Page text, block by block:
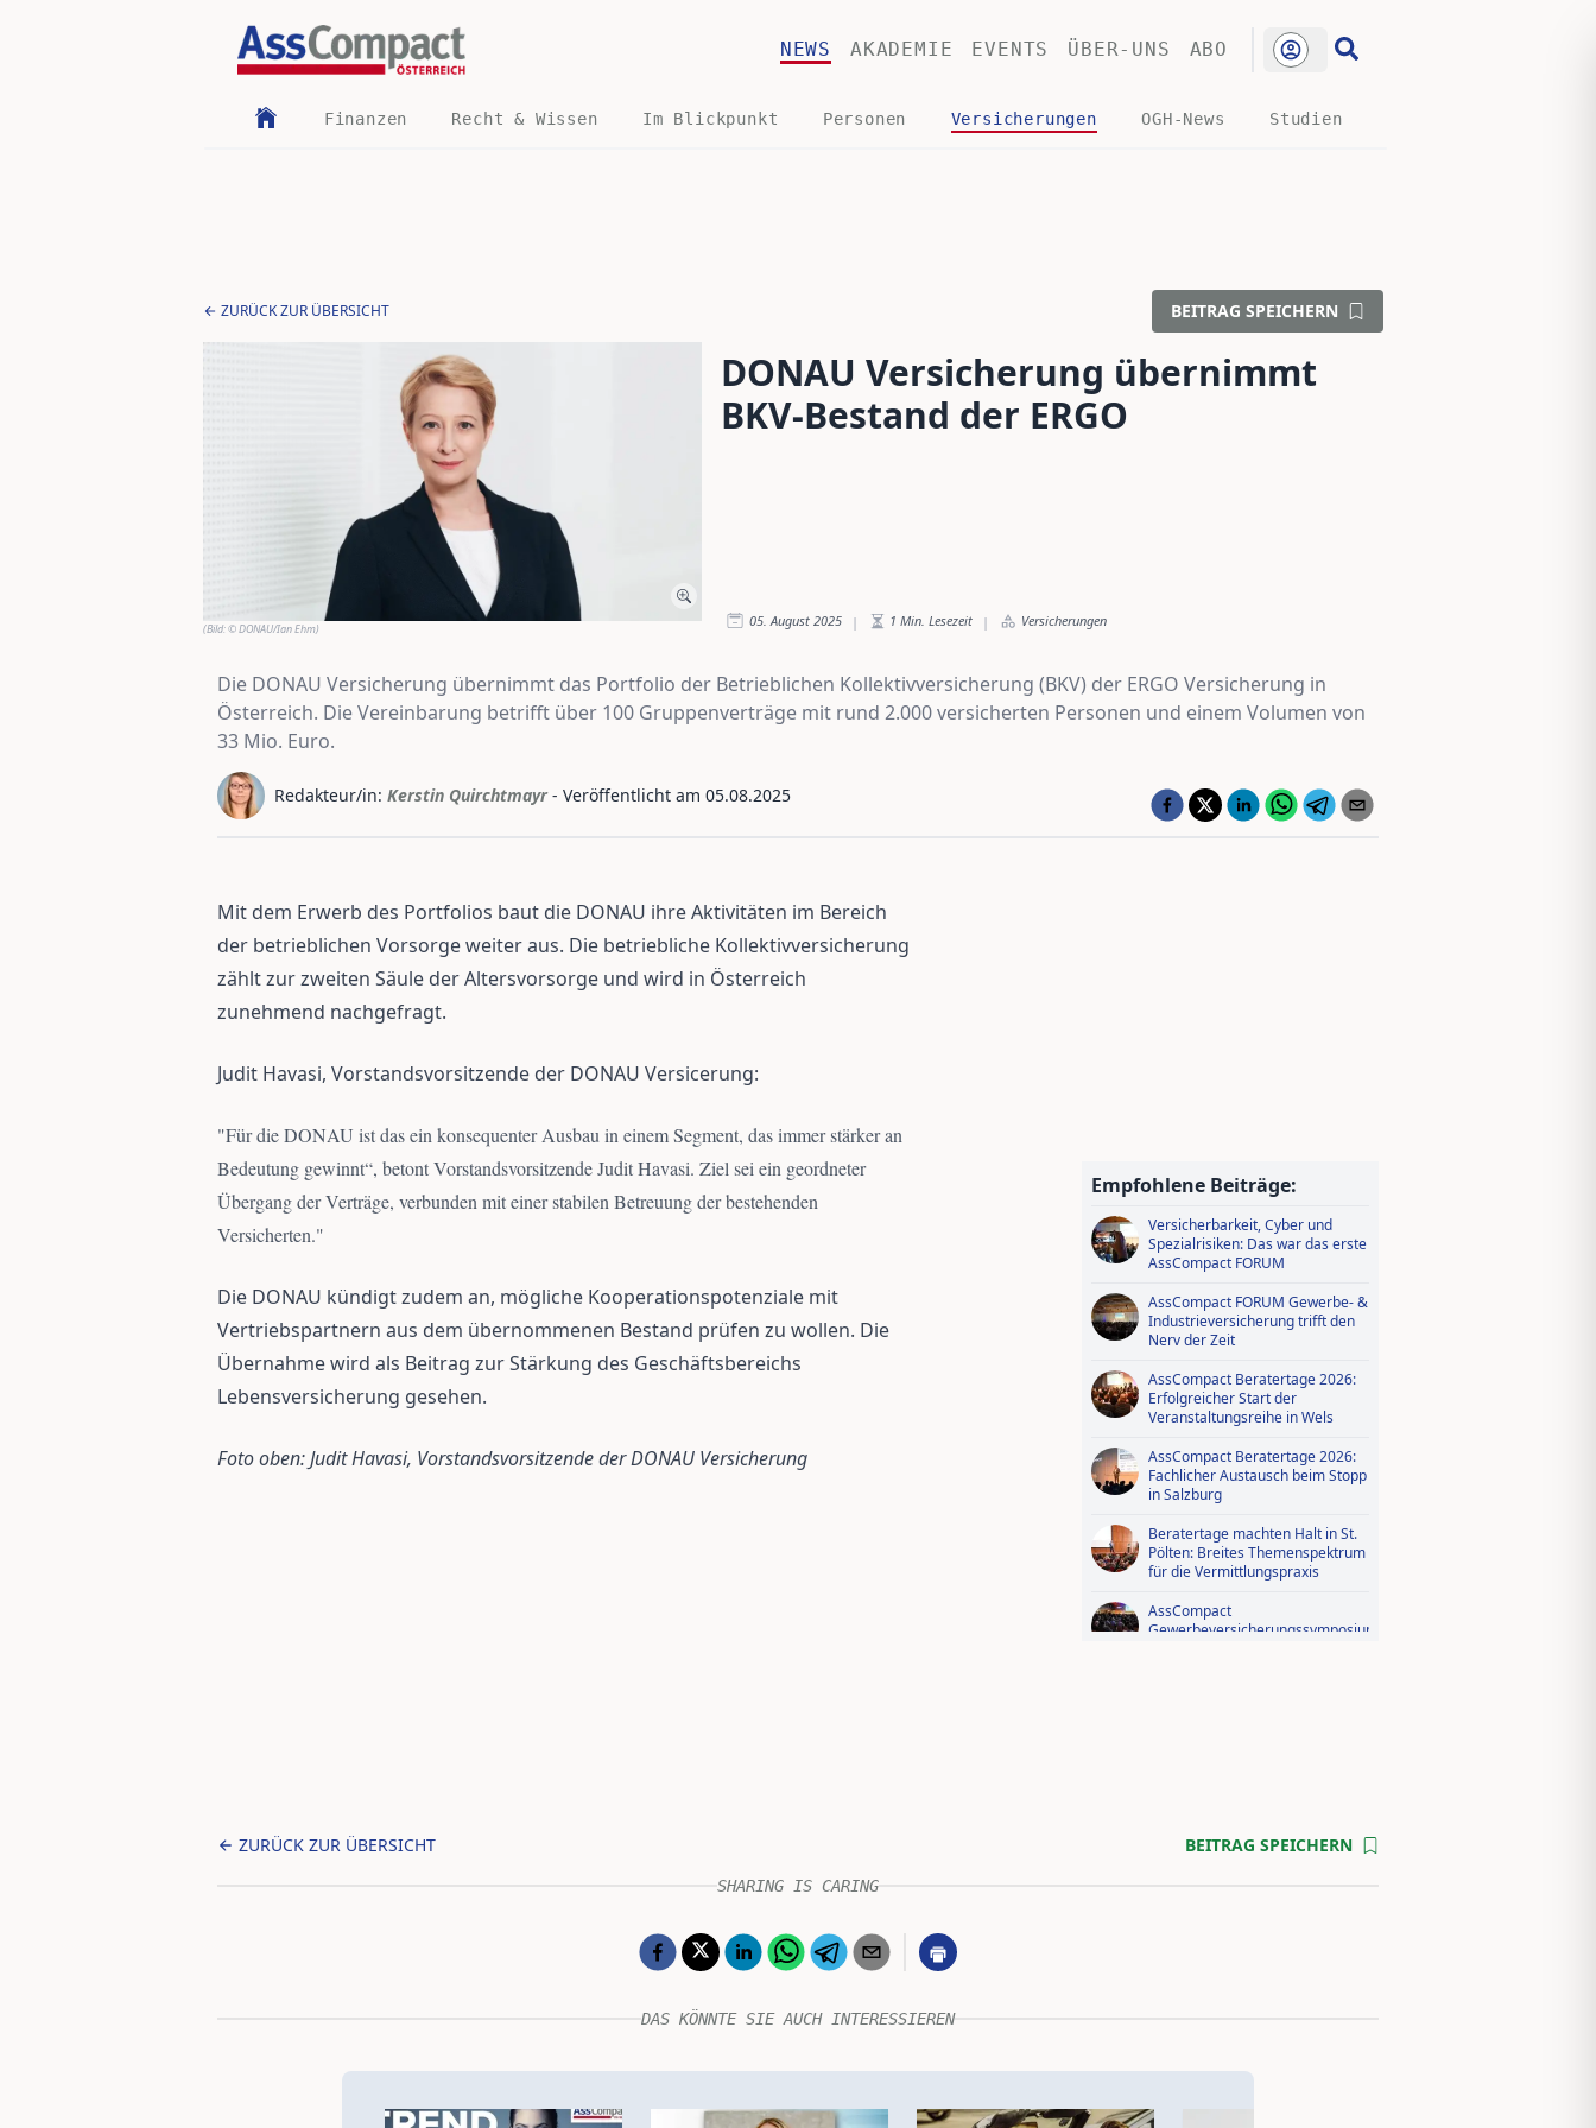
NEWS AKADEMIE EVENTS ÜBER-UNS ABO
Finanzen Recht & Wissen Im Blickpunkt Personen Versicherungen OGH-News Studien
ZURÜCK ZUR ÜBERSICHT BEITRAG SPEICHERN
(Bild:© DONAU/Ian Ehm)
DONAU Versicherung übernimmt
BKV-Bestand der ERGO
05. August 2025 | 1 Min. Lesezeit | Versicherungen
Die DONAU Versicherung übernimmt das Portfolio der Betrieblichen Kollektivversicherung (BKV) der ERGO Versicherung in
Österreich. Die Vereinbarung betrifft über 100 Gruppenverträge mit rund 2.000 versicherten Personen und einem Volumen von
33 Mio. Euro.
Redakteur/in: Kerstin Quirchtmayr - Veröffentlicht am 05.08.2025
Mit dem Erwerb des Portfolios baut die DONAU ihre Aktivitäten im Bereich
der betrieblichen Vorsorge weiter aus. Die betriebliche Kollektivversicherung
zählt zur zweiten Säule der Altersvorsorge und wird in Österreich
zunehmend nachgefragt.
Judit Havasi, Vorstandsvorsitzende der DONAU Versicerung:
"Für die DONAU ist das ein konsequenter Ausbau in einem Segment, das immer stärker an
Bedeutung gewinnt“, betont Vorstandsvorsitzende Judit Havasi. Ziel sei ein geordneter
Übergang der Verträge, verbunden mit einer stabilen Betreuung der bestehenden
Versicherten."
Die DONAU kündigt zudem an, mögliche Kooperationspotenziale mit
Vertriebspartnern aus dem übernommenen Bestand prüfen zu wollen. Die
Übernahme wird als Beitrag zur Stärkung des Geschäftsbereichs
Lebensversicherung gesehen.
Foto oben: Judit Havasi, Vorstandsvorsitzende der DONAU Versicherung
Empfohlene Beiträge:
AssCompact Live TV
Versicherbarkeit, Cyber und
Spezialrisiken: Das war das erste
AssCompact FORUM
AssCompact FORUM Gewerbe- &
Industrieversicherung trifft den
Nerv der Zeit
AssCompact Beratertage 2026:
Erfolgreicher Start der
Veranstaltungsreihe in Wels
AssCompact Beratertage 2026:
Fachlicher Austausch beim Stopp
in Salzburg
Beratertage machten Halt in St.
Pölten: Breites Themenspektrum
für die Vermittlungspraxis
AssCompact
Gewerbeversicherungssymposium
ZURÜCK ZUR ÜBERSICHT BEITRAG SPEICHERN
SHARING IS CARING
DAS KÖNNTE SIE AUCH INTERESSIEREN